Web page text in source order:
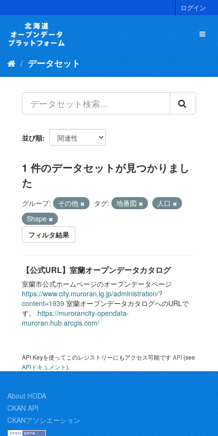
キ
ログイン
データセット
並び順
1 件のデータセットが見つかりまし
た
グループ: その他 タグ: 地番図
人口
Shape
フィルタ結果
【公式URL】室蘭オープンデータカタログ
室蘭市公式ホームページのオープンデータページ
https://www.city.muroran.lg.jp/administration/?
content=1939 室蘭オープンデータカタログへのURLで
す。 https://murorancity-opendata-
muroran.hub.arcgis.com/
API Keyを使ってこのレジストリーにもアクセス可能ですAPI (see
APIドキュメント).
About HODA
CKAN API
CKANアソシエーション